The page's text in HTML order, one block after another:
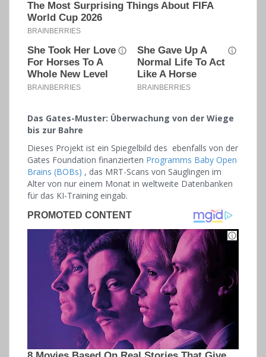
Das Gates-Muster: Überwachung von der Wiege
bis zur Bahre
Dieses Projekt ist ein Spiegelbild des ebenfalls von der
Gates Foundation finanzierten Programms Baby Open
Brains (BOBs) , das MRT-Scans von Säuglingen im
Alter von nur einem Monat in weltweite Datenbanken
für das KI-Training eingab.